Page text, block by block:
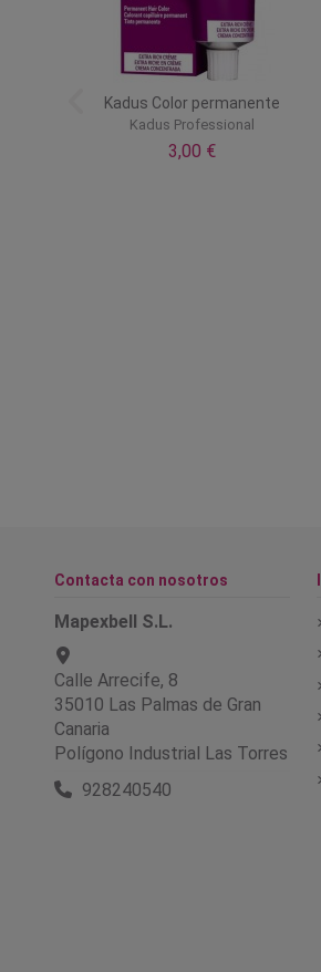
Kadus Color permanente
Kadus Professional
3,00 €
Contacta con nosotros
Mapexbell S.L.
Calle Arrecife, 8
35010 Las Palmas de Gran
Canaria
Polígono Industrial Las Torres
928240540